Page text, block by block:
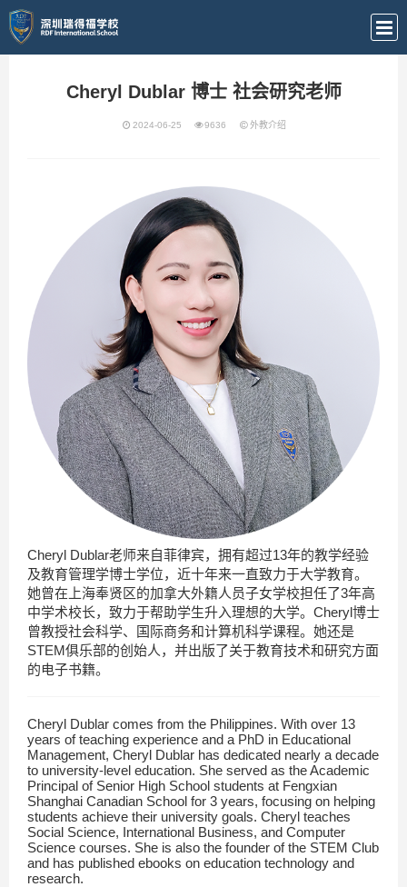
Cheryl Dublar 博士 社会研究老师
2024-06-25 9636 外教介绍
Cheryl Dublar老师来自菲律宾， 拥有超过13年的教学经验
及教育管理学博士学位，近十年来一直致力于大学教育。
她曾在上海奉贤区的加拿大外籍人员子女学校担任了3年高
中学术校长，致力于帮助学生升入理想的大学。Cheryl博士
曾教授社会科学、国际商务和计算机科学课程。她还是
STEM俱乐部的创始人，并出版了关于教育技术和研究方面
的电子书籍。
Cheryl Dublar comes from the Philippines. With over 13
years of teaching experience and a PhD in Educational
Management, Cheryl Dublar has dedicated nearly a decade
to university-level education. She served as the Academic
Principal of Senior High School students at Fengxian
Shanghai Canadian School for 3 years, focusing on helping
students achieve their university goals. Cheryl teaches
Social Science, International Business, and Computer
Science courses. She is also the founder of the STEM Club
and has published ebooks on education technology and
research.